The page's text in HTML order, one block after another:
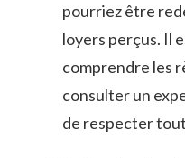
pourriez être
loyers perçus. Il
comprendre les
consulter un
de‌ respecter